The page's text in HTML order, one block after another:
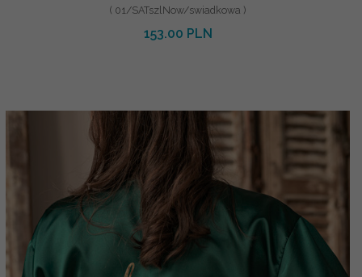
( 01/SATszlNow/swiadkowa )
153.00 PLN